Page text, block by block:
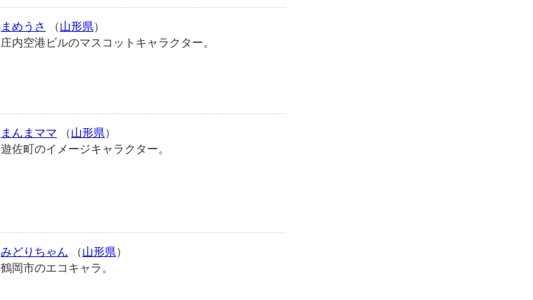
まめうさ （山形県）
庄内空港ビルのマスコットキャラクター。
まんまママ （山形県）
遊佐町のイメージキャラクター。
みどりちゃん （山形県）
鶴岡市のエコキャラ。